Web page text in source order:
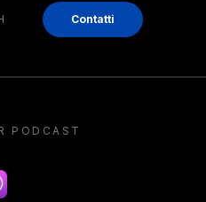
Contatti
PODCAST
podcast